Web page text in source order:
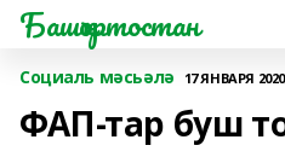
Башҡортостан
Социаль мәсьәлә 17 ЯНВАРЯ
ФАП-тар буш